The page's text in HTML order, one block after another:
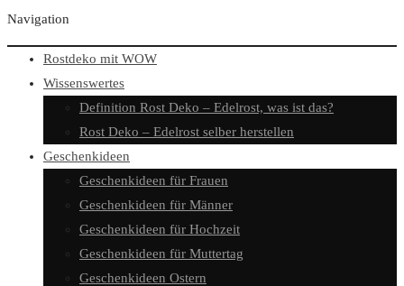
Navigation
Rostdeko mit WOW
Wissenswertes
Definition Rost Deko – Edelrost, was ist das?
Rost Deko – Edelrost selber herstellen
Geschenkideen
Geschenkideen für Frauen
Geschenkideen für Männer
Geschenkideen für Hochzeit
Geschenkideen für Muttertag
Geschenkideen Ostern